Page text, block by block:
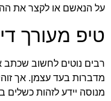
על הנאשם או לקצר את
טיפ מעורך
רבים נוטים לחשוב שכתב
מדברות בעד עצמן. אך
מנוסה יידע לזהות